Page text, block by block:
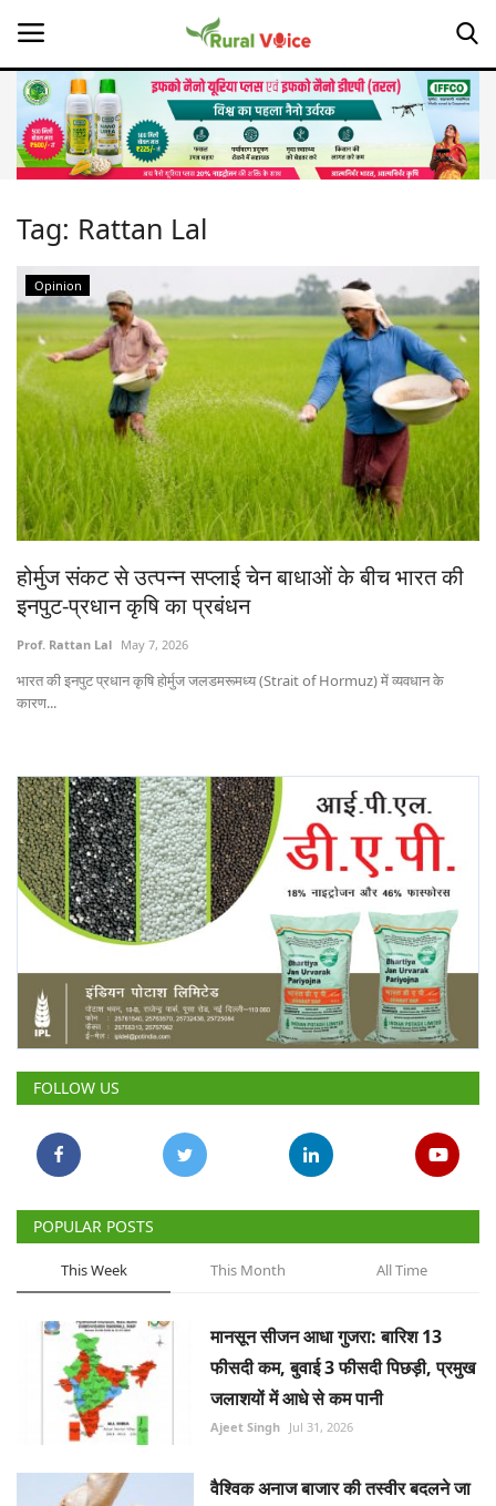
Home
Leadership Profiles
Opinion
Politics
Magazine
States
Events
Agribusiness
Agritech
International
Rural Dialogue
Ground Report
Rural Connect
Gallery
National
Latest News
Agriculture Conclave and NACOF
Awards 2022
Agri Start-Ups
Language
English Hindi
Tag: Rattan Lal
Opinion
होर्मुज संकट से उत्पन्न सप्लाई चेन बाधाओं के बीच भारत की
इनपुट-प्रधान कृषि का प्रबंधन
Prof. Rattan Lal May 7, 2026
भारत की इनपुट प्रधान कृषि होर्मुज जलडमरूमध्य (Strait of Hormuz) में व्यवधान के
कारण...
FOLLOW US
POPULAR POSTS
This Week This Month All Time
मानसून सीजन आधा गुजरा: बारिश 13
फीसदी कम, बुवाई 3 फीसदी पिछड़ी, प्रमुख
जलाशयों में आधे से कम पानी
Ajeet Singh Jul 31, 2026
वैश्विक अनाज बाजार की तस्वीर बदलने जा